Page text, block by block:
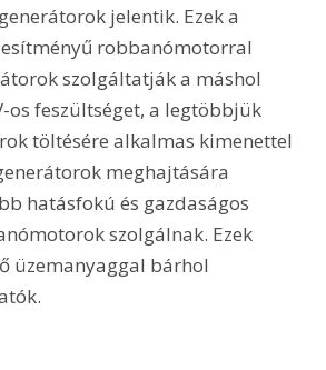
jelentik. Ezek a
robbanómotorral
szolgáltatják a máshol
os feszültséget, a legtöbbjük
töltésére alkalmas kimenettel
meghajtására
hatásfokú és gazdaságos
szolgálnak. Ezek
üzemanyaggal bárhol